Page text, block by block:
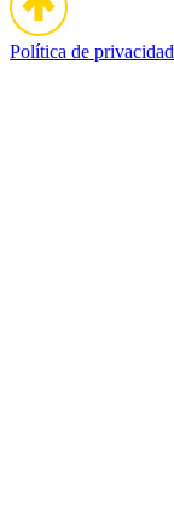
Política de privacidad